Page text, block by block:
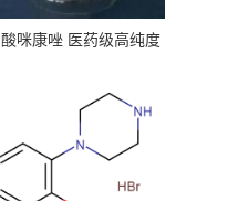
咪康唑 医药级高纯度